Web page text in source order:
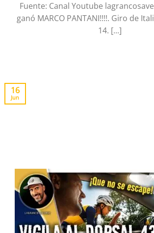
Fuente: Canal Youtube
ganó MARCO PANTANI!!!!. Giro de
14. [...]
16
Jun